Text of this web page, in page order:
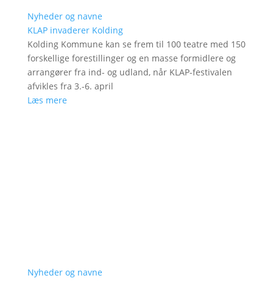
Nyheder og navne
KLAP invaderer Kolding
Kolding Kommune kan se frem til 100 teatre med 150
forskellige forestillinger og en masse formidlere og
arrangører fra ind- og udland, når KLAP-festivalen
afvikles fra 3.-6. april
Læs mere
Nyheder og navne